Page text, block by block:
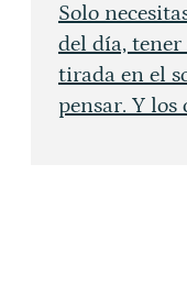
Solo
del día,
tirada en el
pensar. Y los